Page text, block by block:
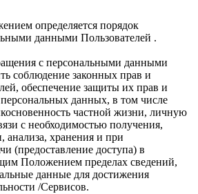
определяется порядок
данными Пользователей .
с персональными данными
соблюдение законных прав и
обеспечение защиты их прав и
данных, в том числе
частной жизни, личную
с необходимостью получения,
анализа, хранения и при
(предоставление доступа) в
Положением пределах сведений,
данные для достижения
/Сервисов.